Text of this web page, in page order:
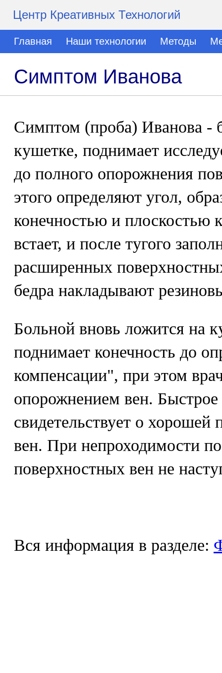
Центр Креативных Технологий
Главная Наши технологии Методы
Симптом Иванова
Симптом (проба) Иванова -
кушетке, поднимает
до полного опорожнения
этого определяют угол,
конечностью и плоскостью
встает, и после тугого
расширенных
бедра накладывают
Больной вновь ложится на
поднимает конечность до
компенсации", при этом
опорожнением вен. Быстрое
свидетельствует о хорошей
вен. При непроходимости
поверхностных вен не
Вся информация в разделе: